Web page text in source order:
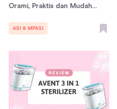
Orami, Praktis dan Mudah
ASI & MPASI